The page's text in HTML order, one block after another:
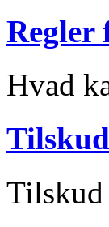
Regler
Hvad
Tilskud